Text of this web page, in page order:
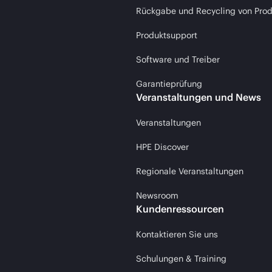
Rückgabe und Recycling von
Produktsupport
Software und Treiber
Garantieprüfung
Veranstaltungen und News
Veranstaltungen
HPE Discover
Regionale Veranstaltungen
Newsroom
Kundenressourcen
Kontaktieren Sie uns
Schulungen & Training